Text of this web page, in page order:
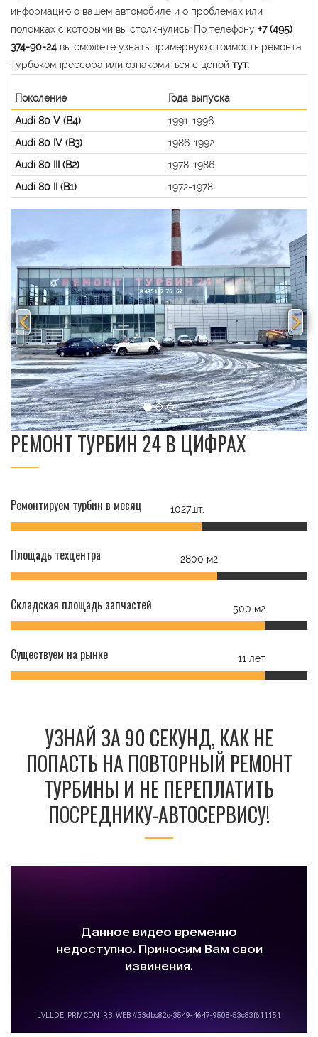
информацию о вашем автомобиле и о проблемах или
поломках с которыми вы столкнулись. По телефону +7 (495)
374-90-24 вы сможете узнать примерную стоимость ремонта
турбокомпрессора или ознакомиться с ценой тут
Поколение
Года выпуска
Audi 80 V (B4)
1991-1996
Audi 80 IV (B3)
1986-1992
Audi 80 III (B2)
1978-1986
Audi 80 II (B1)
1972-1978
РЕМОНТ ТУРБИН 24 В ЦИФРАХ
Ремонтируем турбин в месяц 1027шт.
Площадь техцентра 2800 м2
Складская площадь запчастей 500 м2
Существуем на рынке 11 лет
УЗНАЙ ЗА 90 СЕКУНД, КАК НЕ
ПОПАСТЬ НА ПОВТОРНЫЙ РЕМОНТ
ТУРБИНЫ И НЕ ПЕРЕПЛАТИТЬ
ПОСРЕДНИКУ-АВТОСЕРВИСУ!